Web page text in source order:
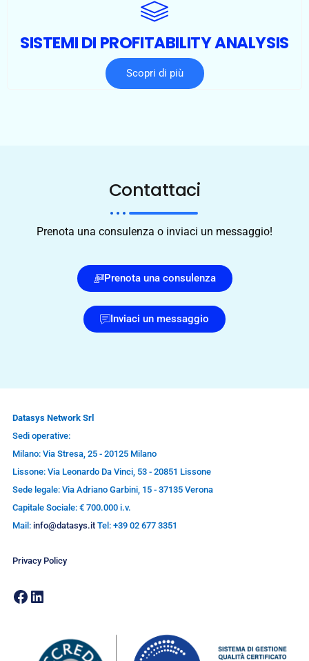
SISTEMI DI PROFITABILITY ANALYSIS
Scopri di più
Contattaci
Prenota una consulenza o inviaci un messaggio!
Prenota una consulenza
Inviaci un messaggio
Datasys Network Srl
Sedi operative:
Milano: Via Stresa, 25 - 20125 Milano
Lissone: Via Leonardo Da Vinci, 53 - 20851 Lissone
Sede legale: Via Adriano Garbini, 15 - 37135 Verona
Capitale Sociale: € 700.000 i.v.
Mail: info@datasys.it Tel: +39 02 677 3351
Privacy Policy